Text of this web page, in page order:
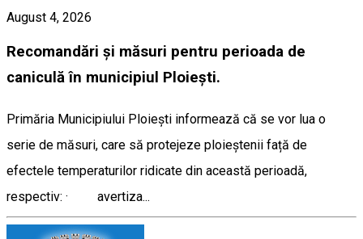
August 4, 2026
Recomandări și măsuri pentru perioada de
caniculă în municipiul Ploiești.
Primăria Municipiului Ploiești informează că se vor lua o
serie de măsuri, care să protejeze ploieștenii față de
efectele temperaturilor ridicate din această perioadă,
respectiv: · avertiza...